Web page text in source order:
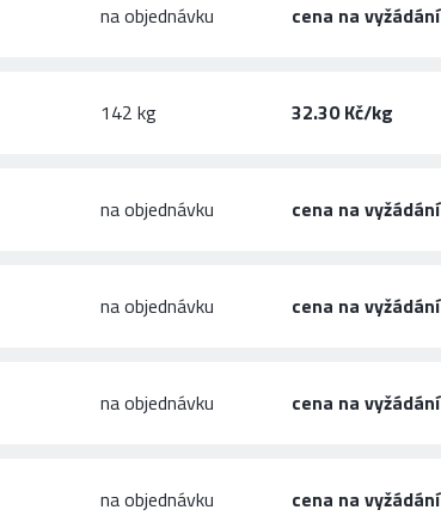
na objednávku cena na vyžádání
142 kg 32.30 Kč/kg
na objednávku cena na vyžádání
na objednávku cena na vyžádání
na objednávku cena na vyžádání
na objednávku cena na vyžádání